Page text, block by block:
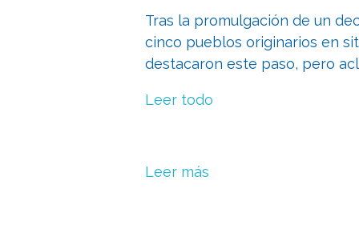
Tras la promulgación de un
cinco pueblos originarios en
destacaron este paso, pero
Leer todo
Leer más